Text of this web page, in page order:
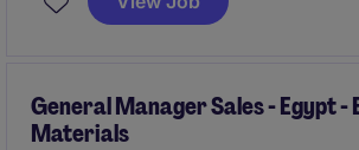
strengthening its Egyptian operations
the market.
General Manager Sales - Egypt -
Materials